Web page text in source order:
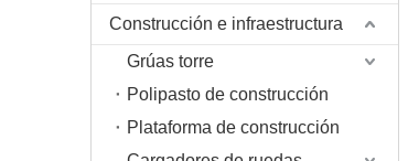
Construcción e infraestructura
Grúas torre
Polipasto de construcción
Plataforma de construcción